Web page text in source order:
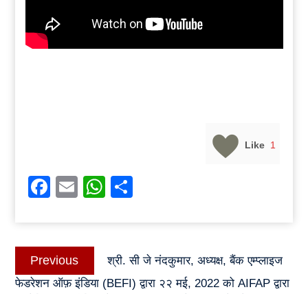
Like 1
Facebook
EmailWhatsApp
Post
navigation
Previous
Previous
post:
श्री. सी जे नंदकुमार, अध्यक्ष, बैंक एम्प्लाइज
फेडरेशन ऑफ़ इंडिया (BEFI) द्वारा २२ मई, 2022 को AIFAP द्वारा